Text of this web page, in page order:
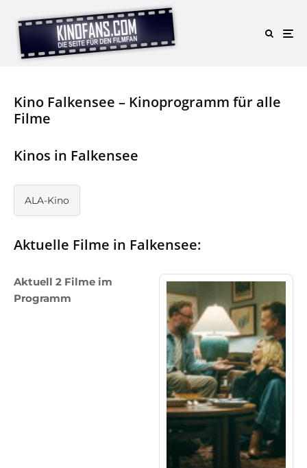
Kino Falkensee – Kinoprogramm für alle
Filme
Kinos in Falkensee
ALA-Kino
Aktuelle Filme in Falkensee:
Aktuell 2 Filme im
Programm